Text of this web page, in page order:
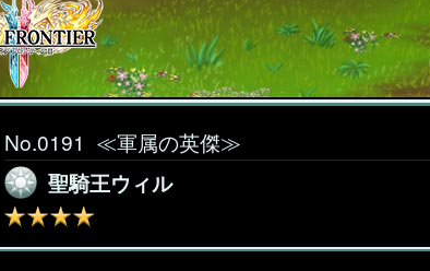
No.0191 ≪軍属の英傑≫
聖騎王ウィル